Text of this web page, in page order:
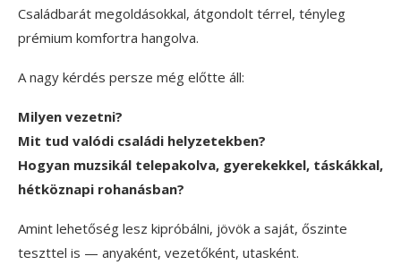
Családbarát megoldásokkal, átgondolt térrel, tényleg
prémium komfortra hangolva.
A nagy kérdés persze még előtte áll:
Milyen vezetni?
Mit tud valódi családi helyzetekben?
Hogyan muzsikál telepakolva, gyerekekkel, táskákkal,
hétköznapi rohanásban?
Amint lehetőség lesz kipróbálni, jövök a saját, őszinte
teszttel is — anyaként, vezetőként, utasként.